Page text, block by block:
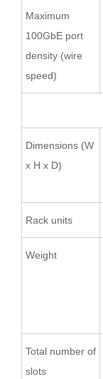
Maximum
100GbE port
density (wire
speed)
Dimensions (W
x H x D)
Rack units
Weight
Total number of
slots